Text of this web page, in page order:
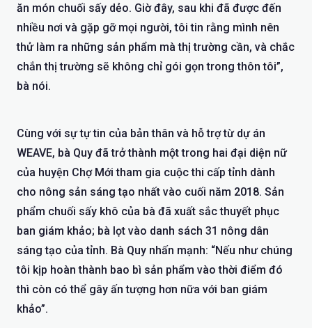
ăn món chuối sấy dẻo. Giờ đây, sau khi đã được đến
nhiều nơi và gặp gỡ mọi người, tôi tin rằng mình nên
thử làm ra những sản phẩm mà thị trường cần, và chắc
chắn thị trường sẽ không chỉ gói gọn trong thôn tôi”,
bà nói.
Cùng với sự tự tin của bản thân và hỗ trợ từ dự án
WEAVE, bà Quy đã trở thành một trong hai đại diện nữ
của huyện Chợ Mới tham gia cuộc thi cấp tỉnh dành
cho nông sản sáng tạo nhất vào cuối năm 2018. Sản
phẩm chuối sấy khô của bà đã xuất sắc thuyết phục
ban giám khảo; bà lọt vào danh sách 31 nông dân
sáng tạo của tỉnh. Bà Quy nhấn mạnh: “Nếu như chúng
tôi kịp hoàn thành bao bì sản phẩm vào thời điểm đó
thì còn có thể gây ấn tượng hơn nữa với ban giám
khảo”.